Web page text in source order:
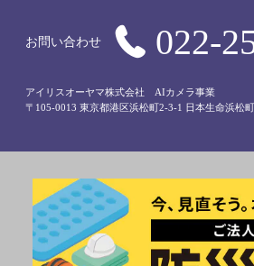
お問い合わせ 022-
アイリスオーヤマ株式会社 AIカメラ事業
〒105-0013 東京都港区浜松町2-3-1 日本生命浜松